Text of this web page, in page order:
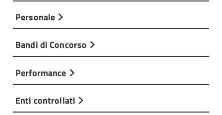
Personale
Bandi di Concorso
Performance
Enti controllati